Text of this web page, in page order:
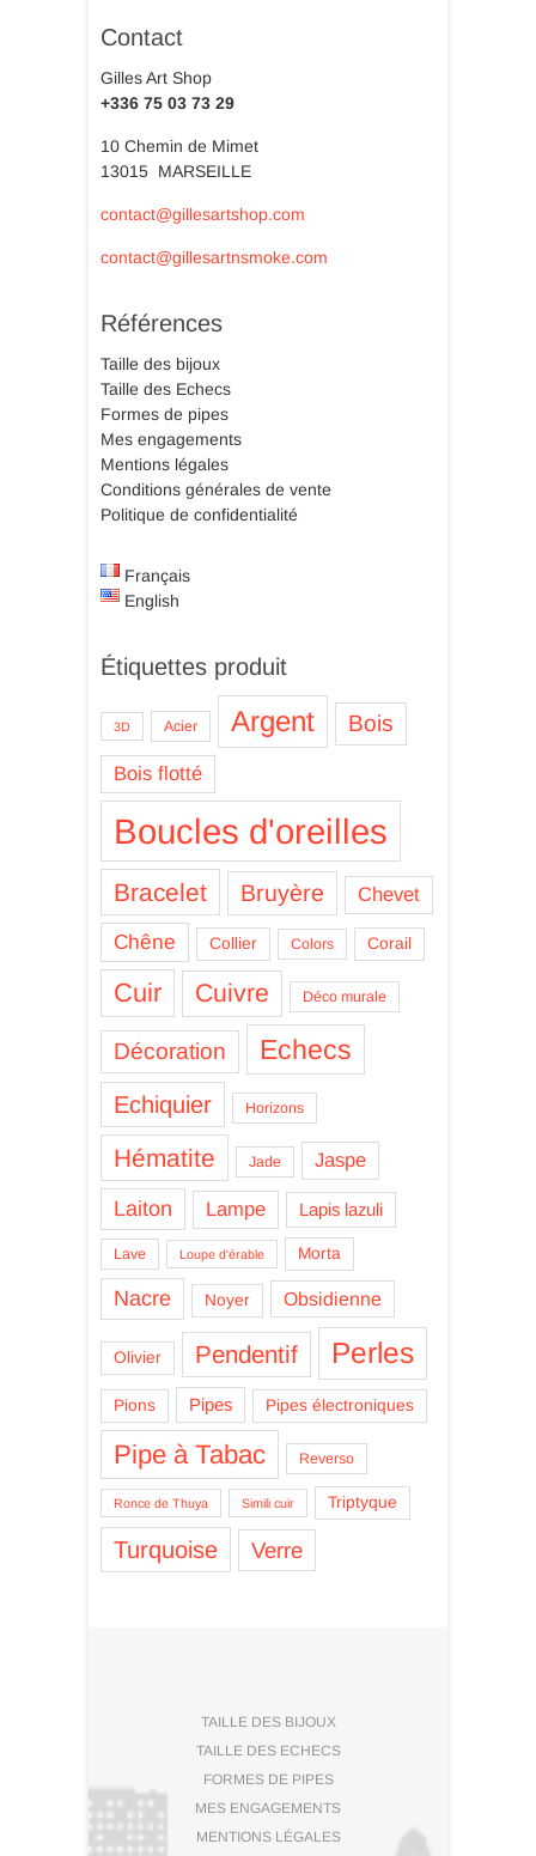
Contact
Gilles Art Shop
+336 75 03 73 29
10 Chemin de Mimet
13015 MARSEILLE
contact@gillesartshop.com
contact@gillesartnsmoke.com
Références
Taille des bijoux
Taille des Echecs
Formes de pipes
Mes engagements
Mentions légales
Conditions générales de vente
Politique de confidentialité
Français
English
Étiquettes produit
3D Acier Argent Bois
Bois flotté
Boucles d'oreilles
Bracelet Bruyère Chevet
Chêne Collier Colors Corail
Cuir Cuivre Déco murale
Décoration Echecs
Echiquier Horizons
Hématite Jade Jaspe
Laiton Lampe Lapis lazuli
Lave Loupe d'érable Morta
Nacre Noyer Obsidienne
Olivier Pendentif Perles
Pions Pipes Pipes électroniques
Pipe à Tabac Reverso
Ronce de Thuya Simili cuir Triptyque
Turquoise Verre
TAILLE DES BIJOUX
TAILLE DES ECHECS
FORMES DE PIPES
MES ENGAGEMENTS
MENTIONS LÉGALES